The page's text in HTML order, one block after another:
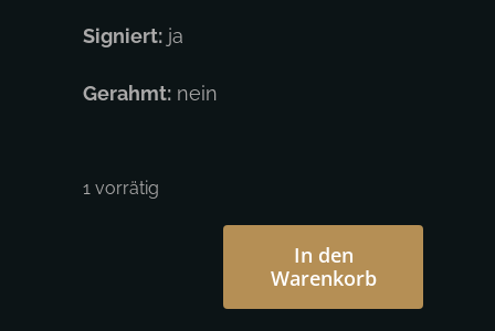
Signiert:ja
Gerahmt:nein
1 vorrätig
In den
Warenkorb